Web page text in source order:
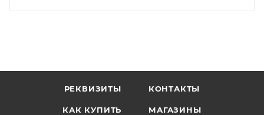
РЕКВИЗИТЫ КОНТАКТЫ
КАК КУПИТЬ МАГАЗИНЫ